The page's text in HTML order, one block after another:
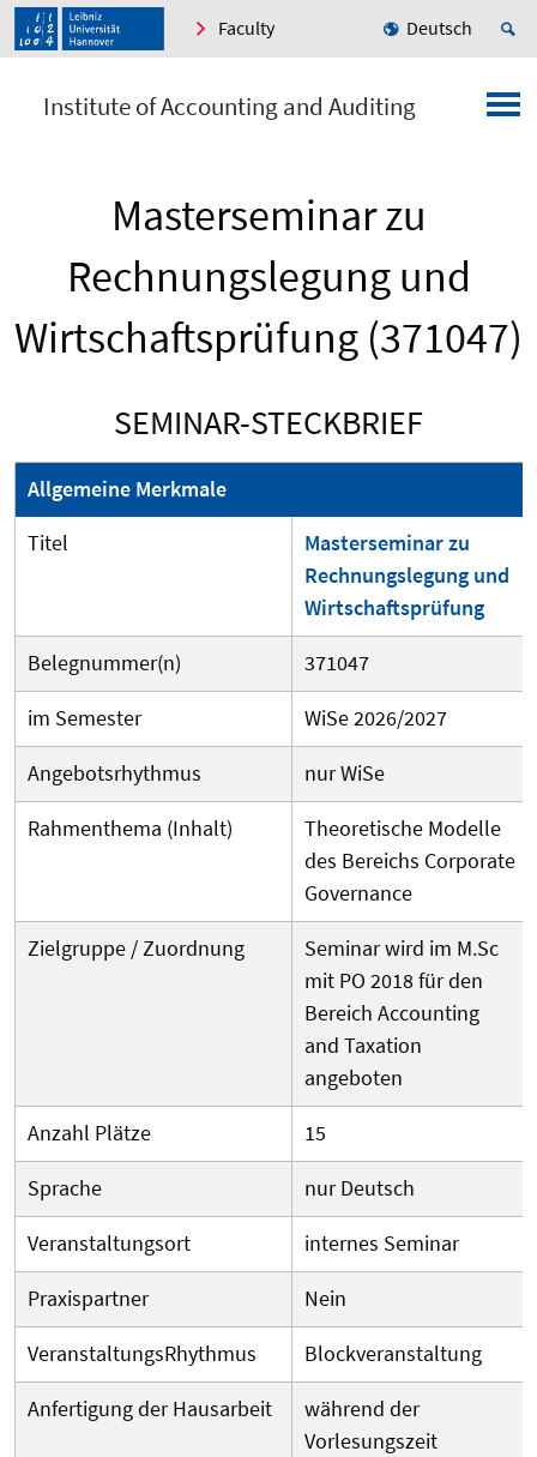
Faculty Deutsch
Institute of Accounting and Auditing
Masterseminar zu
Rechnungslegung und
Wirtschaftsprüfung (371047)
SEMINAR-STECKBRIEF
Allgemeine Merkmale
Titel
Masterseminar zu
Rechnungslegung und
Wirtschaftsprüfung
Belegnummer(n)
371047
im Semester
WiSe 2026/2027
Angebotsrhythmus
nur WiSe
Rahmenthema (Inhalt)
Theoretische Modelle
des Bereichs Corporate
Governance
Zielgruppe / Zuordnung
Seminar wird im M.Sc
mit PO 2018 für den
Bereich Accounting
and Taxation
angeboten
Anzahl Plätze
15
Sprache
nur Deutsch
Veranstaltungsort
internes Seminar
Praxispartner
Nein
Veranstaltungs­Rhythmus
Blockveranstaltung
Anfertigung der Hausarbeit
während der
Vorlesungszeit